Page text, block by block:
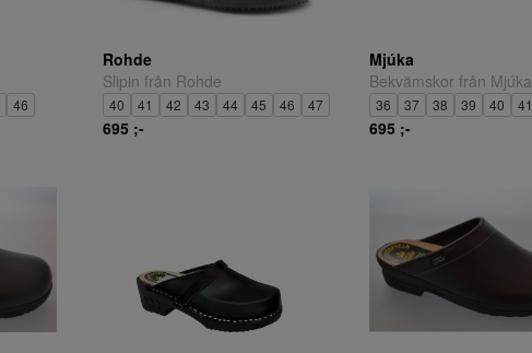
46
Rohde
Slipin från Rohde
40 41 42 43 44 45 46 47
695 ;-
Mjúka
Bekvämskor från Mjúka
36 37 38 39 40 41
695 ;-